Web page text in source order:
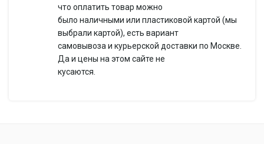
что оплатить товар можно
было наличными или пластиковой картой (мы
выбрали картой), есть вариант
самовывоза и курьерской доставки по Москве.
Да и цены на этом сайте не
кусаются.